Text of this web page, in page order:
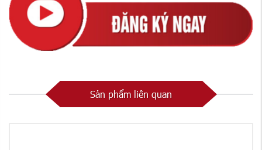
Sản phẩm liên quan